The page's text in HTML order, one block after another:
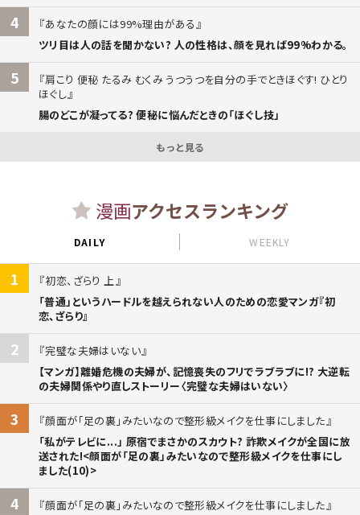
4
あなたの顔には99%理由がある
ツリ目は人の話を聞かない? 人の性格は、顔を見れば99%わかる。
5
肩こり 便秘 たるみ むくみ うつうつを自分の手でときほぐす! ひとり
ほぐし
腸のどこが凝ってる? 便秘に悩んだときの「ほぐし技」
もっと見る
漫画アクセスランキング
DAILY WEEKLY
1
初恋、ざらり 上
「普通」というハードルを越えられない人のための恋愛マンガ『初
恋、ざらり』
2
完璧な夫婦はいない
【マンガ】離婚危機の夫婦が、記憶喪失のフリでラブラブに!? 大逆転
の夫婦関係やり直しストーリー〈完璧な夫婦はいない〉
3
顔面が「足の裏」みたいなので整形級メイクを仕事にしました
「私がテレビに...」 原宿でまさかのスカウト? 詐欺メイクが全国に放
送された!<顔面が「足の裏」みたいなので整形級メイクを仕事にし
ました(10)>
4
顔面が「足の裏」みたいなので整形級メイクを仕事にしました